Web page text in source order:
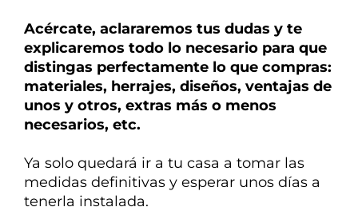
Acércate, aclararemos tus dudas y te
explicaremos todo lo necesario para que
distingas perfectamente lo que compras:
materiales, herrajes, diseños, ventajas de
unos y otros, extras más o menos
necesarios, etc.
Ya solo quedará ir a tu casa a tomar las
medidas definitivas y esperar unos días a
tenerla instalada.